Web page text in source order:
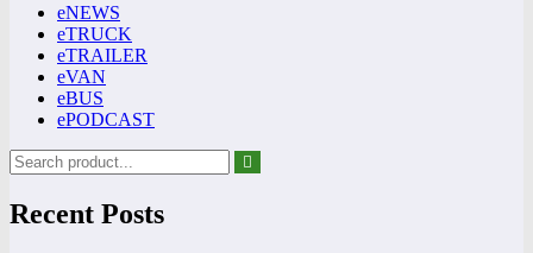
eNEWS
eTRUCK
eTRAILER
eVAN
eBUS
ePODCAST
Recent Posts